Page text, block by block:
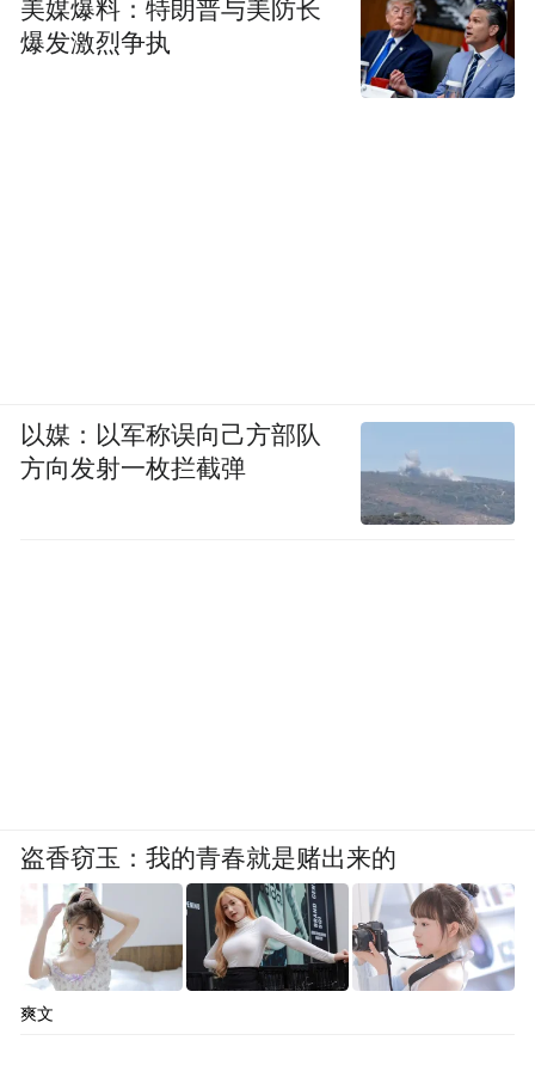
美媒爆料：特朗普与美防长
爆发激烈争执
以媒：以军称误向己方部队
方向发射一枚拦截弹
盗香窃玉：我的青春就是赌出来的
爽文